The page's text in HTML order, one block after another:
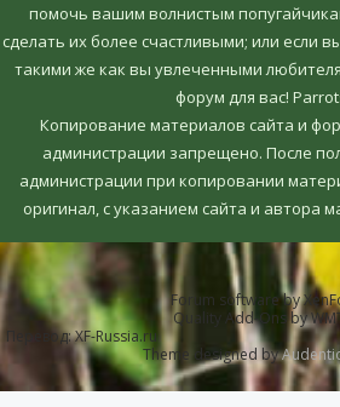
помочь вашим волнистым
сделать их более счастливыми; или если
такими же как вы увлеченными
форум для вас!
Копирование материалов сайта и
администрации запрещено. После
администрации при копировании
оригинал, c указанием сайта и автора
Forum software by
Quality Add-Ons by
Перевод:XF-Russia.ru
Theme designed by